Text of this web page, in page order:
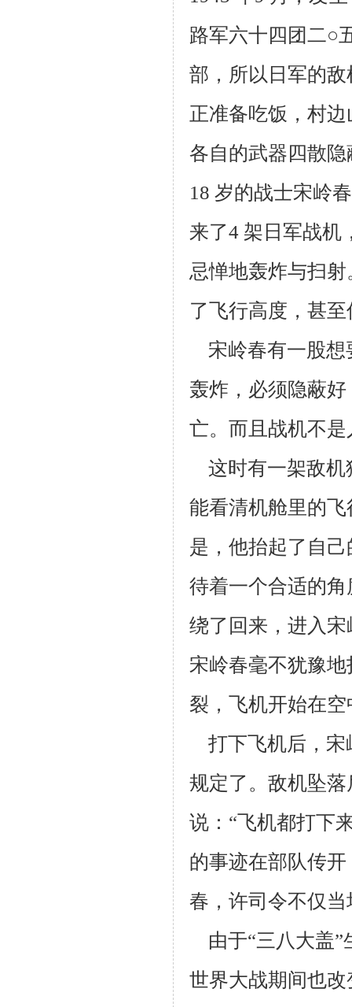
路军六十四团二○
部，所以日军的
正准备吃饭，村
各自的武器四散隐
18 岁的战士宋岭
来了4 架日军战机
忌惮地轰炸与扫
了飞行高度，甚至
宋岭春有一股想
轰炸，必须隐蔽
亡。而且战机不是
这时有一架敌机
能看清机舱里的
是，他抬起了自己
待着一个合适的
绕了回来，进入
宋岭春毫不犹豫
裂，飞机开始在空
打下飞机后，宋
规定了。敌机坠
说：“飞机都打下
的事迹在部队传开
春，许司令不仅
由于“三八大盖”
世界大战期间也